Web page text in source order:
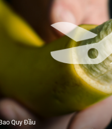
Quy Đầu